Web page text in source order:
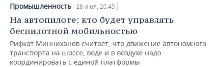
Промышленность 28 июл, 20:45
На автопилоте: кто будет управлять
беспилотной мобильностью
Рифкат Минниханов считает, что движение автономного
транспорта на шоссе, воде и в воздухе надо
координировать с единой платформы